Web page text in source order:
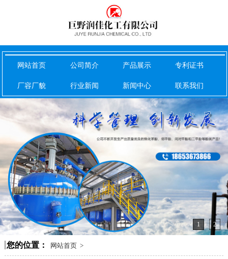
网站首页 公司简介 产品展示 专利证书
厂容厂貌 行业新闻 新闻中心 联系我们
1
您的位置： 网站首页
上一页下一页